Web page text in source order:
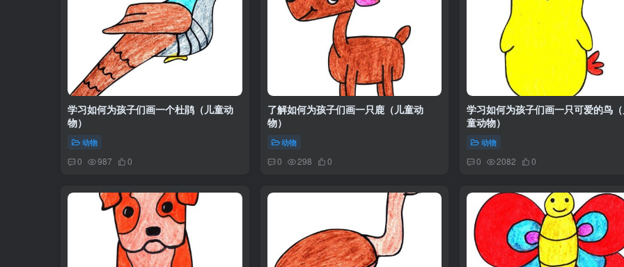
学习如何为孩子们画一个杜鹃（儿童动
物）
动物
0 987 0
了解如何为孩子们画一只鹿（儿童动
物）
动物
0 298 0
学习如何为孩子们画一只可爱的鸟
童动物）
动物
0 2082 0